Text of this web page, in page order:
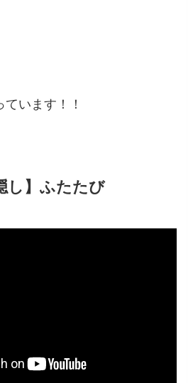
います！！
し】ふたたび